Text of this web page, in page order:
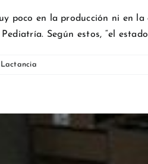
poco en la producción ni en
Según estos, “el
Lactancia